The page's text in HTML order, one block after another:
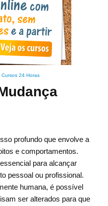
Cursos 24 Horas
profundo que envolve a
e comportamentos.
para alcançar
pessoal ou profissional.
humana, é possível
ser alterados para que